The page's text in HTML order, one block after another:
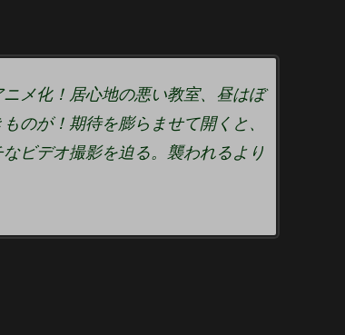
メ化！居心地の悪い教室、昼はぼ
のが！期待を膨らませて開くと、
ビデオ撮影を迫る。襲われるより